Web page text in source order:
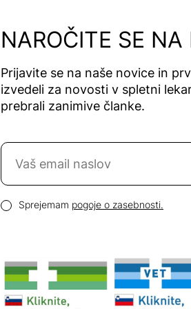
Alga Maris
Algea
Algena
Alhydran
Alkaloid
Allergika
Allergodil
Allpresan
Alter
Heideschäfer
Amos Vital
NAROČITE SE NA
Prijavite se na naše novice in
izvedeli za novosti v spletni
prebrali zanimive članke.
Naročite se na novice
Pogoji zasebnosti
Sprejemam pogoje o zasebnosti.